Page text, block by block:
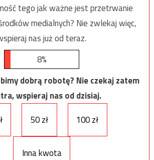
tego jak ważne jest przetrwanie
medialnych? Nie zwlekaj więc,
nas już od teraz.
8%
dobrą robotę? Nie czekaj zatem
wspieraj nas od dzisiaj.
50 zł 100 zł
Inna kwota